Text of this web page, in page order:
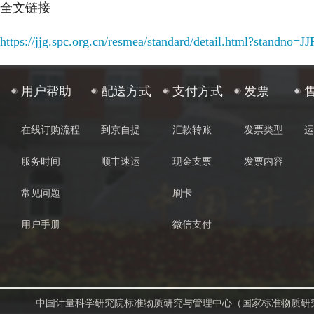
全文链接
https://jjg.spc.org.cn/resmea/standard/
用户帮助
在线订购流程
服务时间
常见问题
用户手册
配送方式
到京自提
顺丰速运
支付方式
汇款转账
现金支票
刷卡
微信支付
发票
发票类型
发票内容
中国计量科学研究院标准物质研究与管理中心（国家标准物质